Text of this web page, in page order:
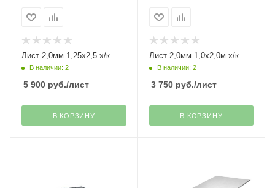
Лист 2,0мм 1,25х2,5 х/к
В наличии: 2
5 900 руб./лист
В КОРЗИНУ
Лист 2,0мм 1,0х2,0м х/к
В наличии: 2
3 750руб./лист
В КОРЗИНУ